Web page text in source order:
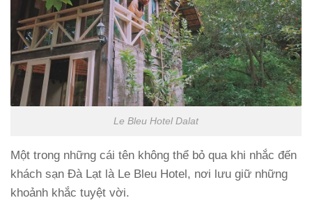
Le Bleu Hotel Dalat
Một trong những cái tên không thể bỏ qua khi nhắc đến
khách sạn Đà Lạt là Le Bleu Hotel, nơi lưu giữ những
khoảnh khắc tuyệt vời.